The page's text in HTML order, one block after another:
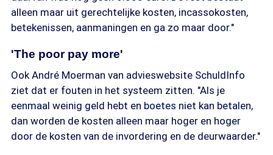
alleen maar uit gerechtelijke kosten, incassokosten,
betekenissen, aanmaningen en ga zo maar door."
'The poor pay more'
Ook André Moerman van advieswebsite SchuldInfo
ziet dat er fouten in het systeem zitten. "Als je
eenmaal weinig geld hebt en boetes niet kan betalen,
dan worden de kosten alleen maar hoger en hoger
door de kosten van de invordering en de deurwaarder."